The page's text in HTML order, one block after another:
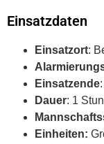
Einsatzdaten
Einsatzort:
Einsatzende
Dauer: 1
Einheiten: